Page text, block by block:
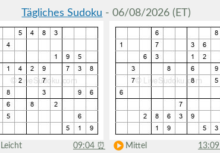
Tägliches Sudoku - 06/08/2026 (ET)
Leicht 09:04 ⏰ Mittel 13:09